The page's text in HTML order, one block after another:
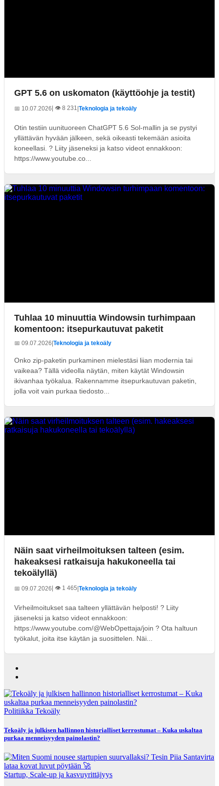
GPT 5.6 on uskomaton (käyttöohje ja testit)
📅 10.07.2026| 👁️ 8 231 Teknologia ja tekoäly
Otin testiin uunituoreen ChatGPT 5.6 Sol-mallin ja se pystyi
yllättävän hyvään jälkeen, sekä oikeasti tekemään asioita
koneellasi. ? Liity jäseneksi ja katso videot ennakkoon:
https://www.youtube.co...
Tuhlaa 10 minuuttia Windowsin turhimpaan
komentoon: itsepurkautuvat paketit
📅 09.07.2026|Teknologia ja tekoäly
Onko zip-paketin purkaminen mielestäsi liian modernia tai
vaikeaa? Tällä videolla näytän, miten käytät Windowsin
ikivanhaa työkalua. Rakennamme itsepurkautuvan paketin,
jolla voit vain purkaa tiedosto...
Näin saat virheilmoituksen talteen (esim.
hakeaksesi ratkaisuja hakukoneella tai
tekoälyllä)
📅 09.07.2026| 👁️ 1 465 Teknologia ja tekoäly
Virheilmoitukset saa talteen yllättävän helposti! ? Liity
jäseneksi ja katso videot ennakkoon:
https://www.youtube.com/@WebOpettaja/join ? Ota haltuun
työkalut, joita itse käytän ja suosittelen. Näi...
Politiikka Tekoäly
Tekoäly ja julkisen hallinnon historialliset kerrostumat – Kuka uskaltaa
purkaa menneisyyden painolastin?
Startup, Scale-up ja kasvuyrittäjyys